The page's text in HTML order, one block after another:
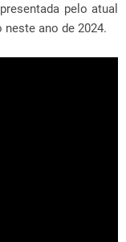
pelo atual
ano de 2024.